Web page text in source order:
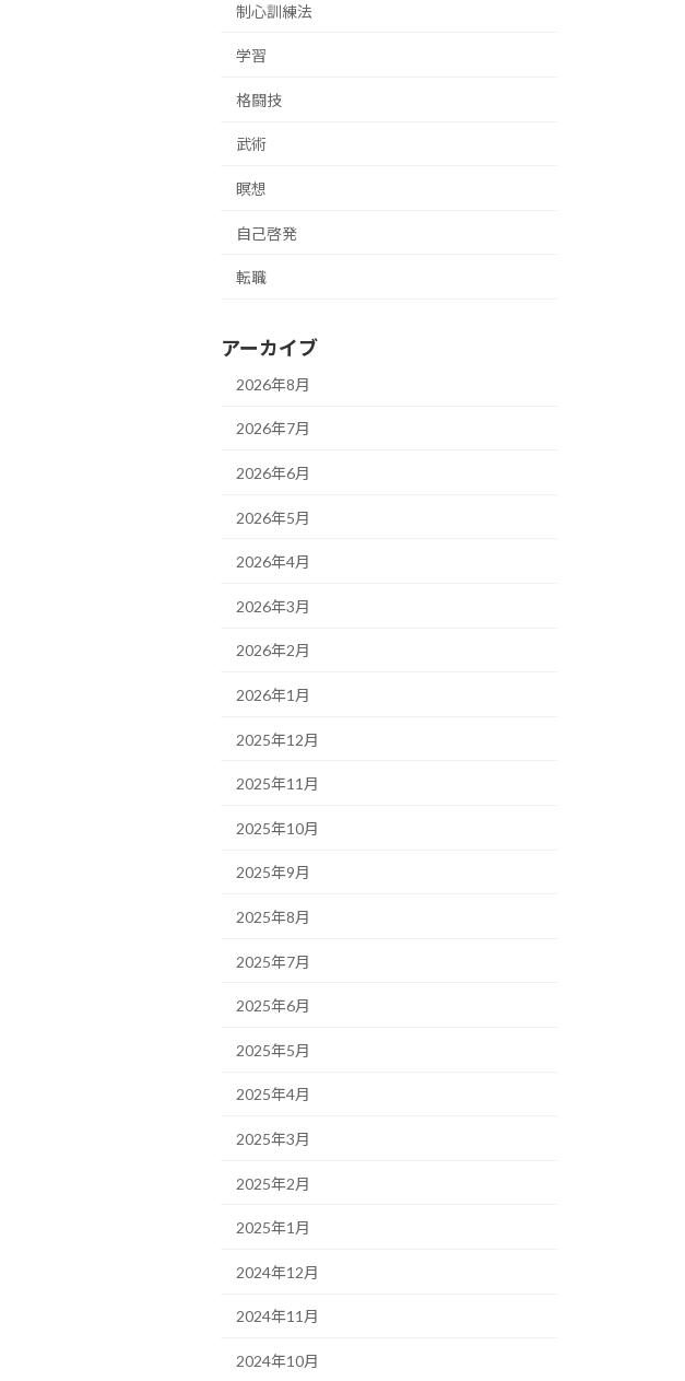
制心訓練法
学習
格闘技
武術
瞑想
自己啓発
転職
アーカイブ
2026年8月
2026年7月
2026年6月
2026年5月
2026年4月
2026年3月
2026年2月
2026年1月
2025年12月
2025年11月
2025年10月
2025年9月
2025年8月
2025年7月
2025年6月
2025年5月
2025年4月
2025年3月
2025年2月
2025年1月
2024年12月
2024年11月
2024年10月